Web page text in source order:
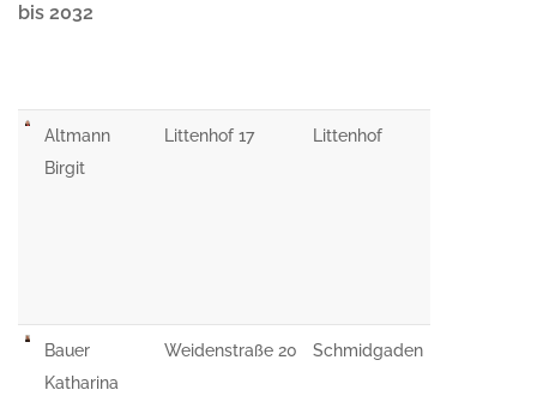
bis 2032
Altmann
Birgit
Littenhof 17 Littenhof
Bauer
Katharina
Weidenstraße 20 Schmidgaden